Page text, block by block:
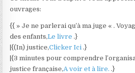
ouvrages:
{{ » Je ne parlerai qu’à ma juge « .
des enfants,Le livre.}
|{(In) justice,Clicker Ici.}
|{3 minutes pour comprendre
justice française,A voir et à lire..}